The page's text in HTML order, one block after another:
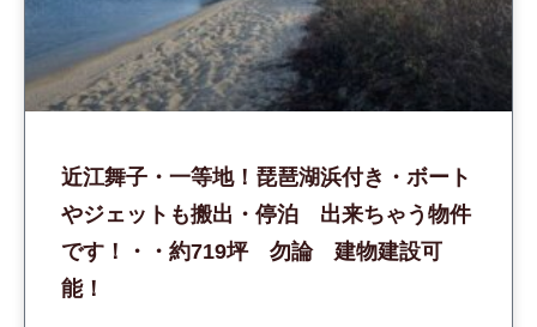
近江舞子・一等地！琵琶湖浜付き・ボート
やジェットも搬出・停泊 出来ちゃう物件
です！・・約719坪 勿論 建物建設可
能！